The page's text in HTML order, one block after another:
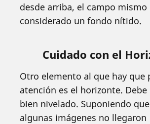
desde arriba, el campo mismo
considerado un fondo nítido.
Cuidado con el
Otro elemento al que hay que
atención es el horizonte.
bien nivelado. Suponiendo
algunas imágenes no llegaron